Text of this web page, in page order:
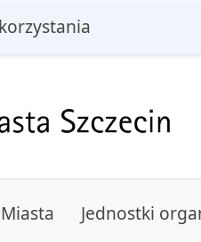
Jednostki